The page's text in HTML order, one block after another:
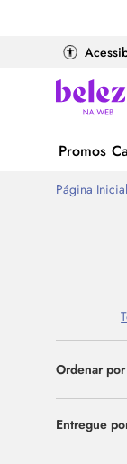
Promos
Página Inicial
Ordenar por
Entregue